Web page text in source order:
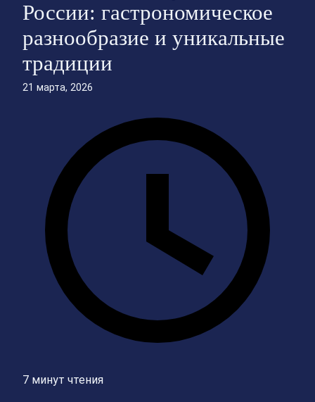
России: гастрономическое
разнообразие и уникальные
традиции
21 марта, 2026
7 минут чтения